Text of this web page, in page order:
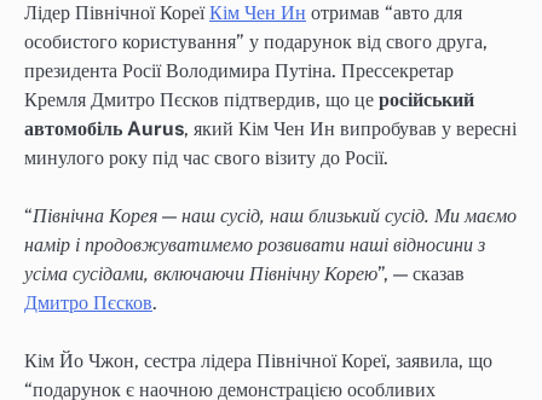
Лідер Північної КореїКім Чен Ин отримав “авто для
особистого користування” у подарунок від свого друга,
президента Росії Володимира Путіна. Прессекретар
Кремля Дмитро Пєсков підтвердив, що це російський
автомобіль Aurus, який Кім Чен Ин випробував у вересні
минулого року під час свого візиту до Росії.
“Північна Корея — наш сусід, наш близький сусід. Ми маємо
намір і продовжуватимемо розвивати наші відносини з
усіма сусідами, включаючи Північну Корею”, — сказав
Дмитро Пєсков.
Кім Йо Чжон, сестра лідера Північної Кореї, заявила, що
“подарунок є наочною демонстрацією особливих